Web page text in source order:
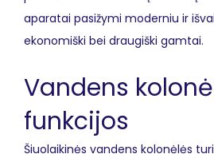
aparatai pasižymi moderniu ir
ekonomiški bei draugiški gamtai.
Vandens
funkcijos
Šiuolaikinės vandens kolonėlės